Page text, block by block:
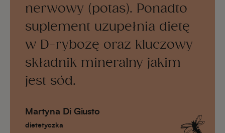
nerwowy (potas). Ponadto
suplement uzupełnia dietę
w D-rybozę oraz kluczowy
składnik mineralny jakim
jest sód.
Martyna Di Giusto
dietetyczka